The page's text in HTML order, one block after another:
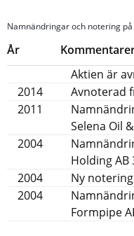
Namnändringar och notering på
År
Aktien är
2014
Avnoterad
2011
Selena Oil
2004
Holding AB
2004
Ny
2004
Formpipe